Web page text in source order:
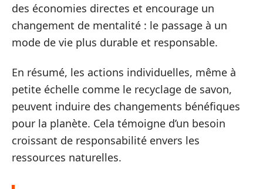
des économies directes et encourage un
changement de mentalité : le passage à un
mode de vie plus durable et responsable.
En résumé, les actions individuelles, même à
petite échelle comme le recyclage de savon,
peuvent induire des changements bénéfiques
pour la planète. Cela témoigne d’un besoin
croissant de responsabilité envers les
ressources naturelles.